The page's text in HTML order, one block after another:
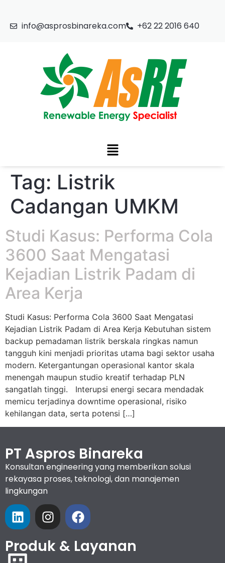
info@asprosbinareka.com +62 22 2016 640
Tag: Listrik
Cadangan UMKM
Studi Kasus: Performa Cola
3600 Saat Mengatasi
Kejadian Listrik Padam di
Area Kerja
Studi Kasus: Performa Cola 3600 Saat Mengatasi
Kejadian Listrik Padam di Area Kerja Kebutuhan sistem
backup pemadaman listrik berskala ringkas namun
tangguh kini menjadi prioritas utama bagi sektor usaha
modern. Ketergantungan operasional kantor skala
menengah maupun studio kreatif terhadap PLN
sangatlah tinggi. Interupsi energi secara mendadak
memicu terjadinya downtime operasional, risiko
kehilangan data, serta potensi […]
PT Aspros Binareka
Konsultan engineering yang memberikan solusi
rekayasa proses, teknologi, dan manajemen
lingkungan
Produk & Layanan